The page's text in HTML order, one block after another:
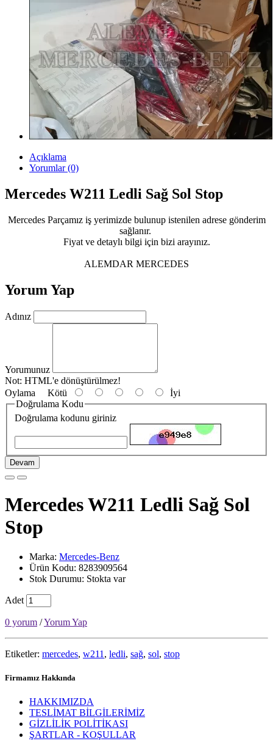
Açıklama
Yorumlar (0)
Mercedes W211 Ledli Sağ Sol Stop
Mercedes Parçamız iş yerimizde bulunup istenilen adrese gönderim
sağlanır.
Fiyat ve detaylı bilgi için bizi arayınız.
ALEMDAR MERCEDES
Yorum Yap
Adınız
Yorumunuz
Not: HTML'e dönüştürülmez!
Oylama Kötü
İyi
Doğrulama Kodu
Doğrulama kodunu giriniz
Devam
Mercedes W211 Ledli Sağ Sol
Stop
Marka: Mercedes-Benz
Ürün Kodu: 8283909564
Stok Durumu: Stokta var
Adet
0 yorum /Yorum Yap
Etiketler: mercedes, w211 , ledli, sağ, sol, stop
Firmamız Hakkında
HAKKIMIZDA
TESLİMAT BİLGİLERİMİZ
GİZLİLİK POLİTİKASI
ŞARTLAR - KOŞULLAR